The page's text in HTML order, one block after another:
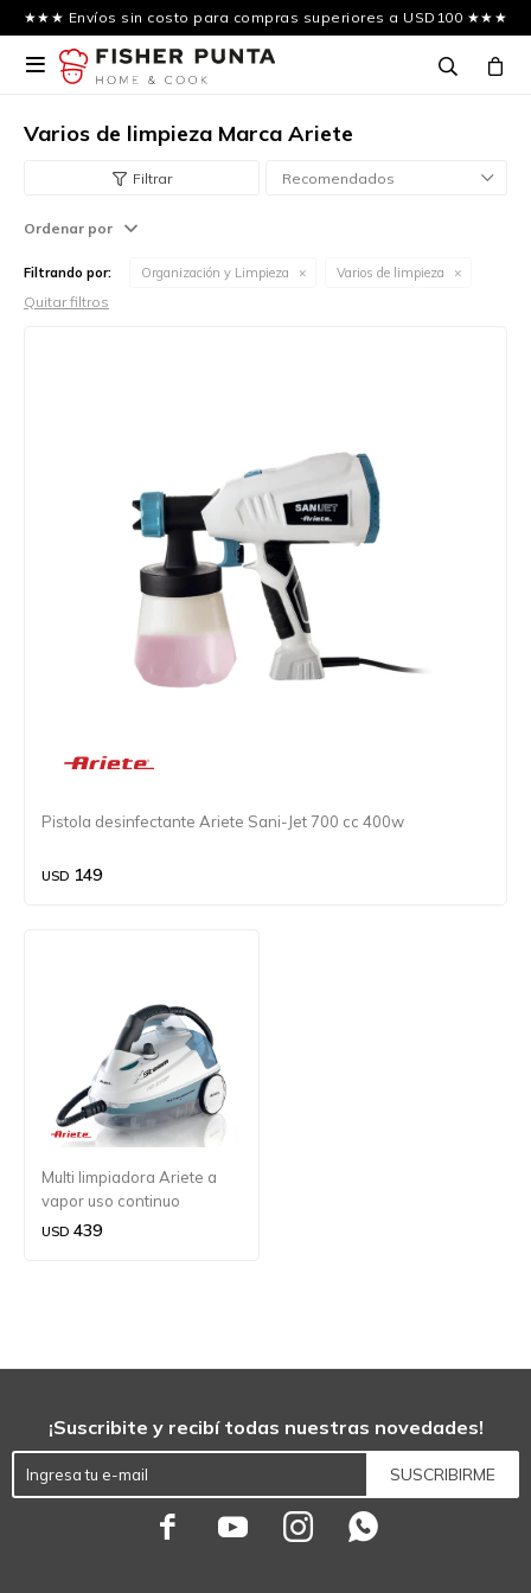
★★★ Envíos sin costo para compras superiores a USD100 ★★★

Varios de limpieza Marca Ariete
Recomendados
Ordenar por
Filtrando por: Organización y Limpieza Varios de limpieza
Quitar filtros
Pistola desinfectante Ariete Sani-Jet 700 cc 400w
USD 149
Multi limpiadora Ariete a
vapor uso continuo
USD 439
¡Suscribite y recibí todas nuestras novedades!
SUSCRIBIRME
   